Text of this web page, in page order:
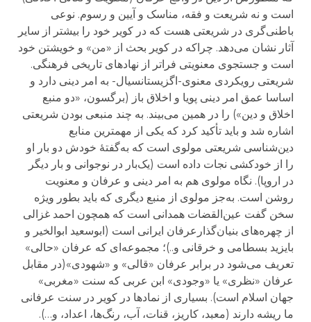
است و نه شریعت و فقه، مناسک و آیین و رسوم. نوعی
باطنی‌گری در شریعتی هست که در کویر خود را بیشتر از سایر
آثار نشان می‌دهد. چراکه در کویر بحث از «من» و خویشتن خود
است و جستجوی معنویتی فراتر از نهادهای تاریخی فرهنگی.
شریعتی رویکردی معنوی-اگزیستانسیال- به امر دینی دارد و
اساسا عمق امر دینی پویا و اخلاق باز (برگسون، «دو منبع
اخلاق و دین») را در همین می‌بیند. به چند منبعی بودن شریعتی
اشاره شد و باید تأکید کرد که یکی از مهمترین منابع
دین‌شناسی شریعتی مولوی است که به‌گفتهٔ خودش دو بار او
را از خودکشی نجات داده است (یک‌بار در نوجوانی و بار دیگر
در اروپا). نگاه مولوی هم به امر دینی و عرفان و معنویت
روشن است. به‌جز مولوی از منبع دیگری که باید بطور ویژه
سخن گفت عین‌القضات همدانی است که همچون احمد غزالی
از چهره‌های بنیان‌گذارعرفان ایرانی است (ابوسعید ابوالخیر و
بایزید بسطامی و خرقانی و..)؛ مجموعه‌ای که عرفان «حالی»
تعریف می‌شود در برابر عرفان «قالی» و «شهودی»(در مقابل
عرفان «نظری» یا «وجودی» ابن عربی که سنت «مغربی»
جهان اسلام است). بسیاری از نمادها در کویر در سنت عرفانی
ما ریشه دارند (معبد، کاریز، قنات، آب، رنگ‌ها، اعداد، و…).